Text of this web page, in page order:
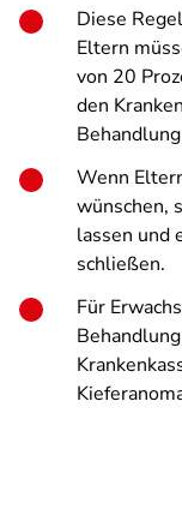
Diese
Eltern
von 20
den
Wenn
wünschen,
lassen und
schließen.
Für